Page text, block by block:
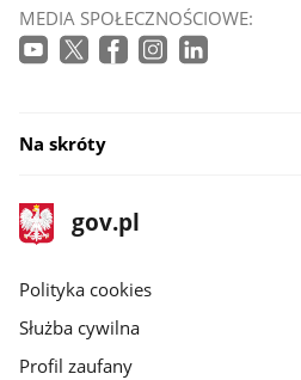
MEDIA SPOŁECZNOŚCIOWE:
Na skróty
stopka
gov.pl
Strona
gov.pl
gov.pl
Polityka cookies
Służba cywilna
Profil zaufany